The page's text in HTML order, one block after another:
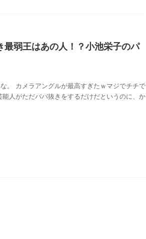
最弱王はあの人！？小池栄子のパ
。 カメラアングルが最高すぎたｗマジでチチで
人がただババ抜きをするだけだというのに、か